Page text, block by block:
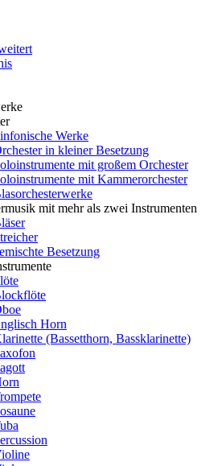
Werke
in kleiner Besetzung
mit großem Orchester
mit Kammerorchester
mit mehr als zwei Instrumenten
Besetzung
Horn
(Bassetthorn, Bassklarinette)